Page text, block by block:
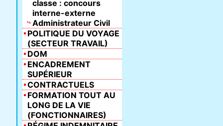
classe : concours
interne-externe
Administrateur Civil
POLITIQUE DU VOYAGE
(SECTEUR TRAVAIL)
DOM
ENCADREMENT
SUPÉRIEUR
CONTRACTUELS
FORMATION TOUT AU
LONG DE LA VIE
(FONCTIONNAIRES)